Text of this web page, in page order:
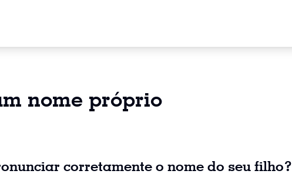
nome próprio
corretamente o nome do seu filho?